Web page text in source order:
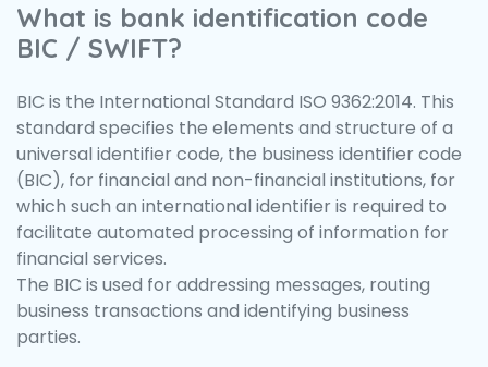
What is bank identification code
BIC / SWIFT?
BIC is the International Standard ISO 9362:2014. This
standard specifies the elements and structure of a
universal identifier code, the business identifier code
(BIC), for financial and non-financial institutions, for
which such an international identifier is required to
facilitate automated processing of information for
financial services.
The BIC is used for addressing messages, routing
business transactions and identifying business
parties.